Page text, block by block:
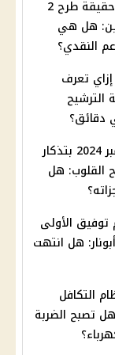
"63 مليون هياكلوا لحمة".. حقيقة طرح 2
هل هي
النقدي؟
تقليل الاغتراب 2024: إزاي تعرف
الترشيح
الكنيسة تحتفل غدا 8 سبتمبر 2024 بتذكار
القلوب: هل
الأولى
هل انتهت
التكافل
تصبح الضربة